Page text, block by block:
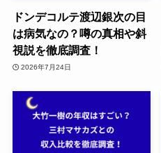
ドンデコルテ渡辺銀次の目
は病気なの？噂の真相や斜
視説を徹底調査！
2026年7月24日